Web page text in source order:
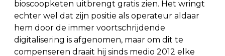
bioscoopketen uitbrengt gratis zien. Het wringt
echter wel dat zijn positie als operateur aldaar
hem door de immer voortschrijdende
digitalisering is afgenomen, maar om dit te
compenseren draait hij sinds medio 2012 elke